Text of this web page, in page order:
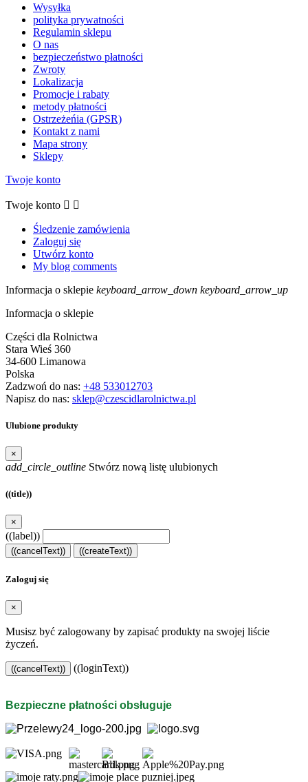
Wysyłka
polityka prywatności
Regulamin sklepu
O nas
bezpieczeństwo płatności
Zwroty
Lokalizacja
Promocje i rabaty
metody płatności
Ostrzeżeńia (GPSR)
Kontakt z nami
Mapa strony
Sklepy
Twoje konto
Twoje konto  
Śledzenie zamówienia
Zaloguj się
Utwórz konto
My blog comments
Informacja o sklepie keyboard_arrow_down keyboard_arrow_up
Informacja o sklepie
Części dla Rolnictwa
Stara Wieś 360
34-600 Limanowa
Polska
Zadzwoń do nas: +48 533012703
Napisz do nas: sklep@czescidlarolnictwa.pl
Ulubione produkty
×
add_circle_outline Stwórz nową listę ulubionych
((title))
×
((label))
((cancelText)) ((createText))
Zaloguj się
×
Musisz być zalogowany by zapisać produkty na swojej liście
życzeń.
((cancelText)) ((loginText))
Bezpieczne płatności obsługuje